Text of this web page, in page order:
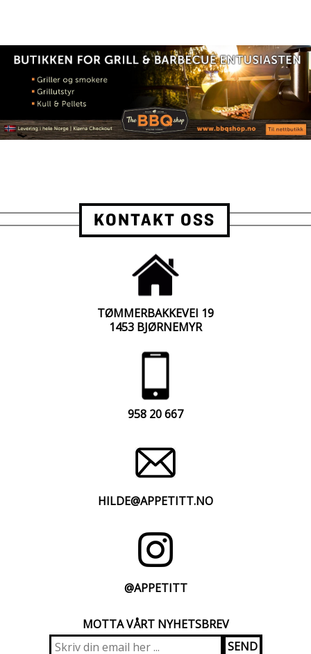
KONTAKT OSS
TØMMERBAKKEVEI 19
1453 BJØRNEMYR
958 20 667
HILDE@APPETITT.NO
@APPETITT
MOTTA VÅRT NYHETSBREV